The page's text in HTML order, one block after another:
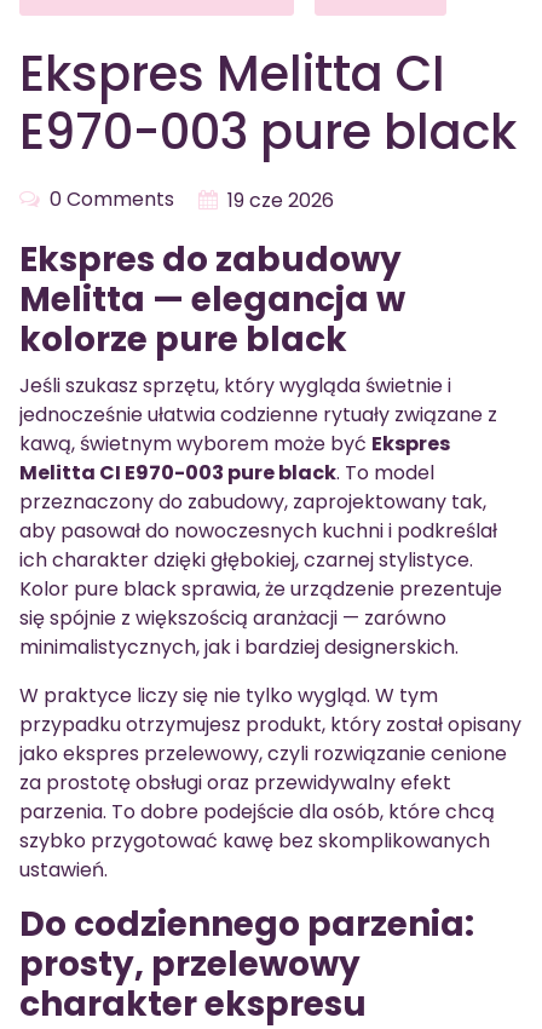
Ekspres Melitta CI
E970-003 pure black
0 Comments 19 cze 2026
Ekspres do zabudowy
Melitta — elegancja w
kolorze pure black
Jeśli szukasz sprzętu, który wygląda świetnie i
jednocześnie ułatwia codzienne rytuały związane z
kawą, świetnym wyborem może być Ekspres
Melitta CI E970-003 pure black. To model
przeznaczony do zabudowy, zaprojektowany tak,
aby pasował do nowoczesnych kuchni i podkreślał
ich charakter dzięki głębokiej, czarnej stylistyce.
Kolor pure black sprawia, że urządzenie prezentuje
się spójnie z większością aranżacji — zarówno
minimalistycznych, jak i bardziej designerskich.
W praktyce liczy się nie tylko wygląd. W tym
przypadku otrzymujesz produkt, który został opisany
jako ekspres przelewowy, czyli rozwiązanie cenione
za prostotę obsługi oraz przewidywalny efekt
parzenia. To dobre podejście dla osób, które chcą
szybko przygotować kawę bez skomplikowanych
ustawień.
Do codziennego parzenia:
prosty, przelewowy
charakter ekspresu